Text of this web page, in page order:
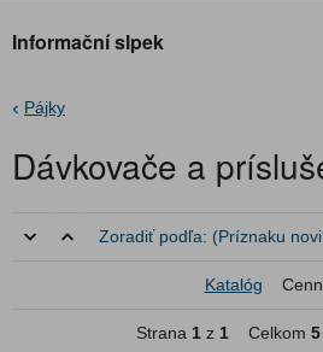
Informační slpek
Pájky
Dávkovače a
Zoradiť podľa: (Príznaku
Katalóg
Strana 1 z 1 Celkom 5